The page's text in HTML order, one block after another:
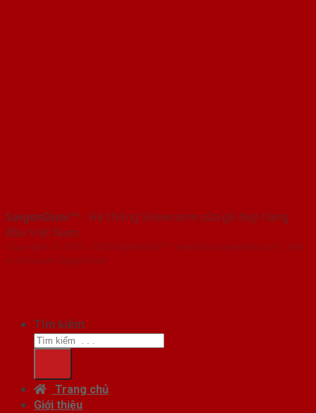
SaigonDoor™ - Hệ thống Showroom cửa gỗ đẹp hàng
đầu Việt Nam
Copyright ⓒ 2016 – 2026 SaigonDoor™ - www.bancuagodep.com | Đơn
vị chủ quản SaigonDoor
Tìm kiếm:
Trang chủ
Giới thiệu